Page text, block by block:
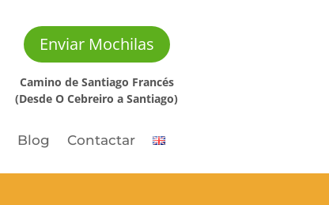
Enviar Mochilas
Camino de Santiago Francés
(Desde O Cebreiro a Santiago)
Blog Contactar